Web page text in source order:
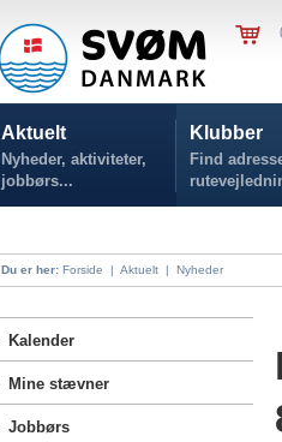
Aktuelt
Nyheder, aktiviteter,
jobbørs...
Klubber
Find
Du er her: Forside | Aktuelt | Nyheder
Kalender
Mine stævner
Jobbørs